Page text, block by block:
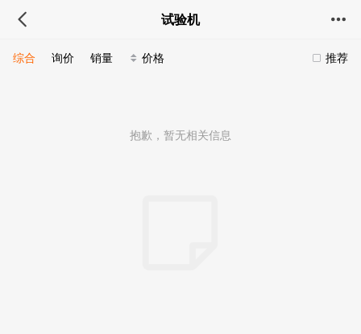
试验机
推荐
综合 询价 销量 价格
抱歉，暂无相关信息